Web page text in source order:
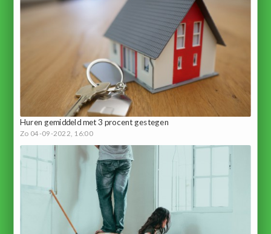
Huren gemiddeld met 3 procent gestegen
Zo 04-09-2022, 16:00